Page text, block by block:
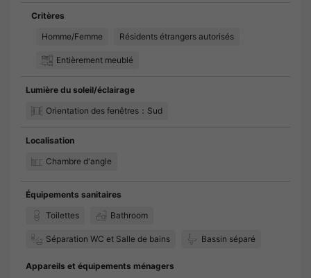
Critères
Homme/Femme
Résidents étrangers autorisés
Entièrement meublé
Lumière du soleil/éclairage
Orientation des fenêtres：Sud
Localisation
Chambre d'angle
Équipements sanitaires
Toilettes
Bathroom
Séparation WC et Salle de bains Bassin séparé
Appareils et équipements ménagers